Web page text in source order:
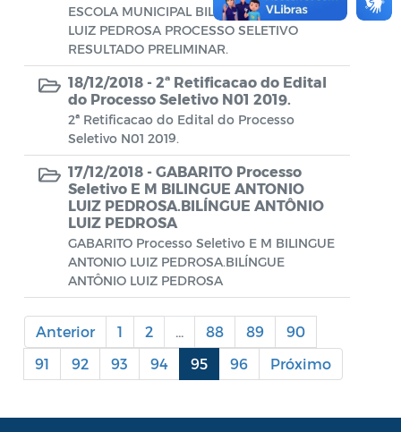
Emendas Parlamentares
Extrato de Contratos
Extrato de Inexigibilidade
Instruções Normativas
Intimação
JARI - Junta Recursos de Infração de
Trânsito
Licenças Específicas
Notificação
Parecer
Portal do Contribuinte
ESCOLA MUNICIPAL BILINGUE ANTONIO
LUIZ PEDROSA PROCESSO SELETIVO
RESULTADO PRELIMINAR.
18/12/2018 - 2ª Retificacao do Edital
do Processo Seletivo N01 2019.
2ª Retificacao do Edital do Processo
Seletivo N01 2019.
17/12/2018 - GABARITO Processo
Seletivo E M BILINGUE ANTONIO
LUIZ PEDROSA.BILÍNGUE ANTÔNIO
LUIZ PEDROSA
GABARITO Processo Seletivo E M BILINGUE
ANTONIO LUIZ PEDROSA.BILÍNGUE
ANTÔNIO LUIZ PEDROSA
Anterior 1 2 88 89
90
91
92 93 94 95 96 Próximo